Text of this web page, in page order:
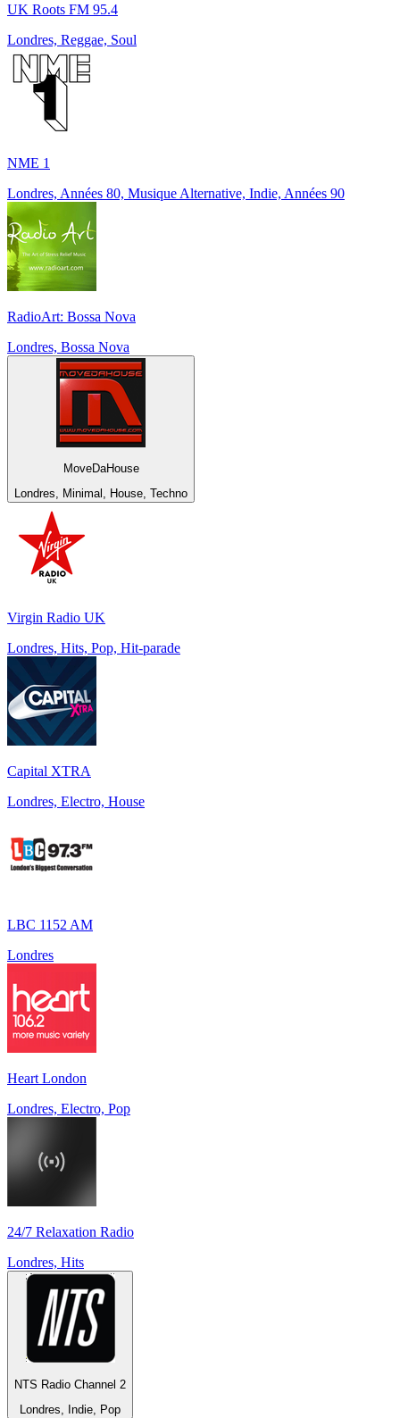
UK Roots FM 95.4
Londres, Reggae, Soul
NME 1
Londres, Années 80, Musique Alternative, Indie, Années 90
RadioArt: Bossa Nova
Londres, Bossa Nova
MoveDaHouse
Londres, Minimal, House, Techno
Virgin Radio UK
Londres, Hits, Pop, Hit-parade
Capital XTRA
Londres, Electro, House
LBC 1152 AM
Londres
Heart London
Londres, Electro, Pop
24/7 Relaxation Radio
Londres, Hits
NTS Radio Channel 2
Londres, Indie, Pop